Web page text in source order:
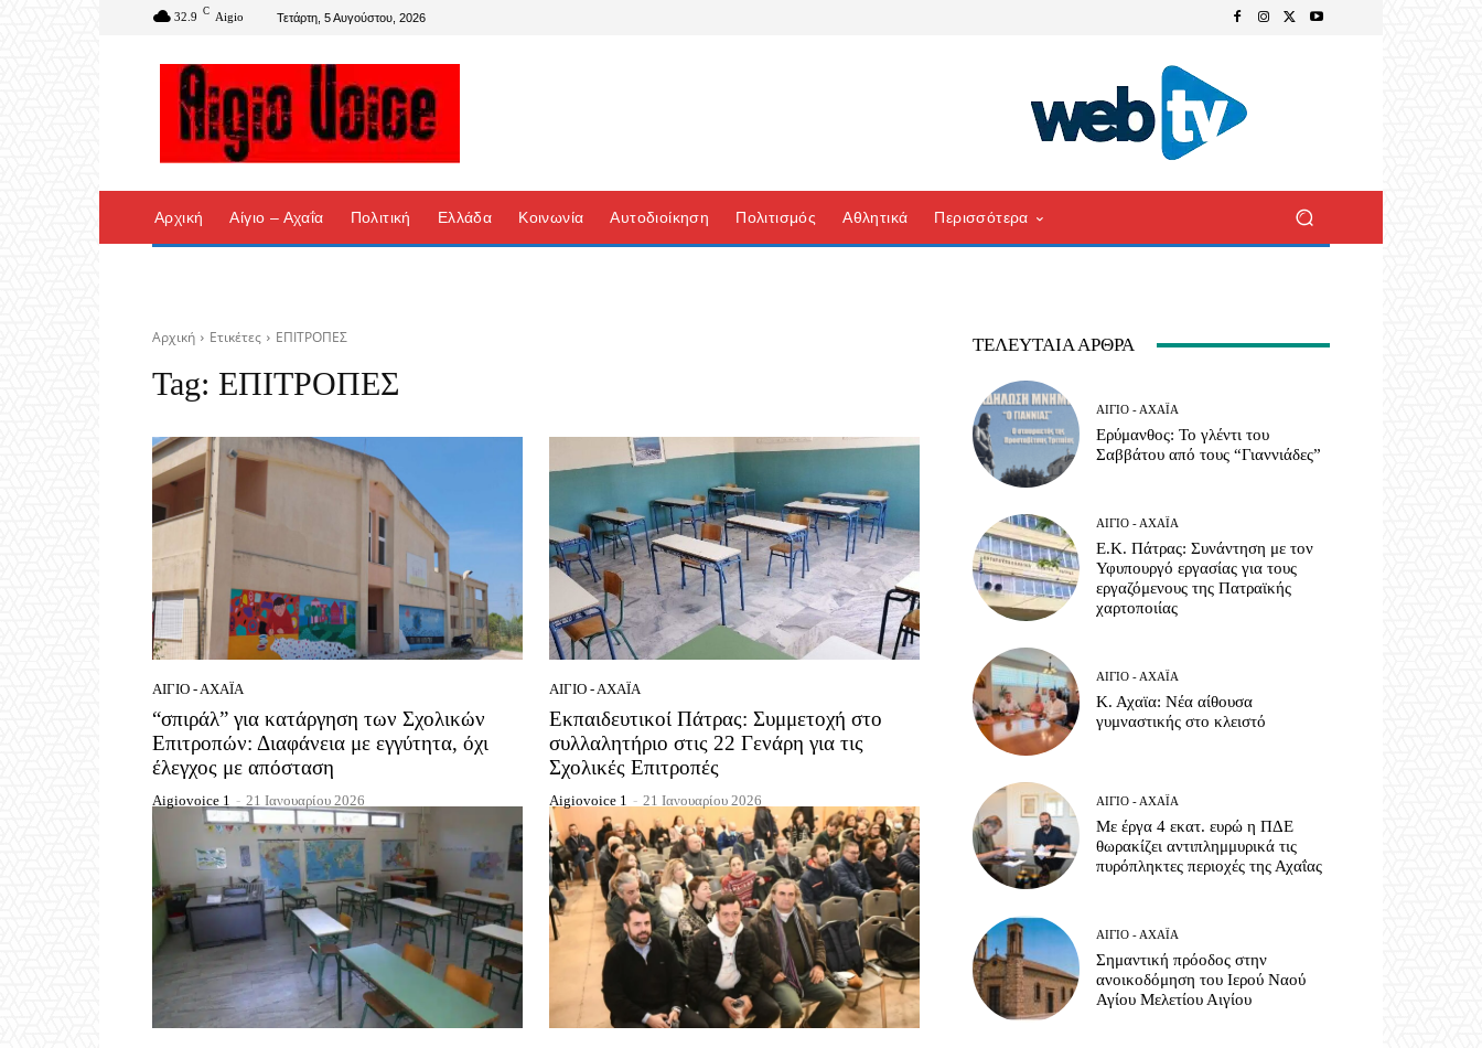
32.9 C Aigio Τετάρτη, 5 Αυγούστου, 2026
Αρχική Αίγιο – Αχαΐα Πολιτική Ελλάδα Κοινωνία Αυτοδιοίκηση Πολιτισμός Αθλητικά Περισσότερα
Αρχική Ετικέτες ΕΠΙΤΡΟΠΕΣ
Tag: ΕΠΙΤΡΟΠΕΣ
ΑΊΓΙΟ - ΑΧΑΪ́Α
“σπιράλ” για κατάργηση των Σχολικών
Επιτροπών: Διαφάνεια με εγγύτητα, όχι
έλεγχος με απόσταση
Aigiovoice 1 - 21 Ιανουαρίου 2026
ΑΊΓΙΟ - ΑΧΑΪ́Α
Εκπαιδευτικοί Πάτρας: Συμμετοχή στο
συλλαλητήριο στις 22 Γενάρη για τις
Σχολικές Επιτροπές
Aigiovoice 1 - 21 Ιανουαρίου 2026
ΤΕΛΕΥΤΑΊΑ ΆΡΘΡΑ
ΑΊΓΙΟ - ΑΧΑΪ́Α
Ερύμανθος: Το γλέντι του
Σαββάτου από τους “Γιαννιάδες”
ΑΊΓΙΟ - ΑΧΑΪ́Α
Ε.Κ. Πάτρας: Συνάντηση με τον
Υφυπουργό εργασίας για τους
εργαζόμενους της Πατραϊκής
χαρτοποιίας
ΑΊΓΙΟ - ΑΧΑΪ́Α
Κ. Αχαϊα: Νέα αίθουσα
γυμναστικής στο κλειστό
ΑΊΓΙΟ - ΑΧΑΪ́Α
Με έργα 4 εκατ. ευρώ η ΠΔΕ
θωρακίζει αντιπλημμυρικά τις
πυρόπληκτες περιοχές της Αχαΐας
ΑΊΓΙΟ - ΑΧΑΪ́Α
Σημαντική πρόοδος στην
ανοικοδόμηση του Ιερού Ναού
Αγίου Μελετίου Αιγίου